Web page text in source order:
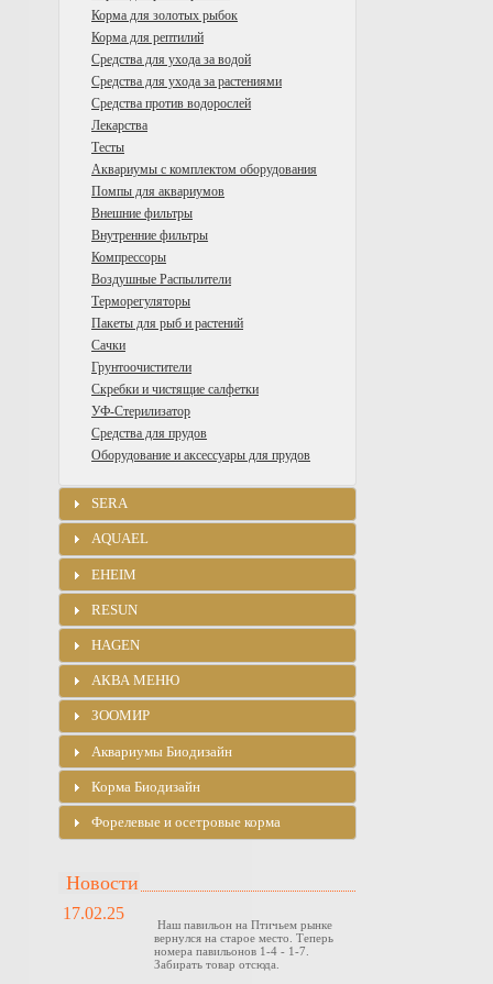
Корма для золотых рыбок
Корма для рептилий
Средства для ухода за водой
Средства для ухода за растениями
Средства против водорослей
Лекарства
Тесты
Аквариумы с комплектом оборудования
Помпы для аквариумов
Внешние фильтры
Внутренние фильтры
Компрессоры
Воздушные Распылители
Терморегуляторы
Пакеты для рыб и растений
Сачки
Грунтоочистители
Скребки и чистящие салфетки
УФ-Стерилизатор
Средства для прудов
Оборудование и аксессуары для прудов
SERA
AQUAEL
EHEIM
RESUN
HAGEN
АКВА МЕНЮ
ЗООМИР
Аквариумы Биодизайн
Корма Биодизайн
Форелевые и осетровые корма
Новости
17.02.25
Наш павильон на Птичьем рынке
вернулся на старое место. Теперь
номера павильонов 1-4 - 1-7.
Забирать товар отсюда.